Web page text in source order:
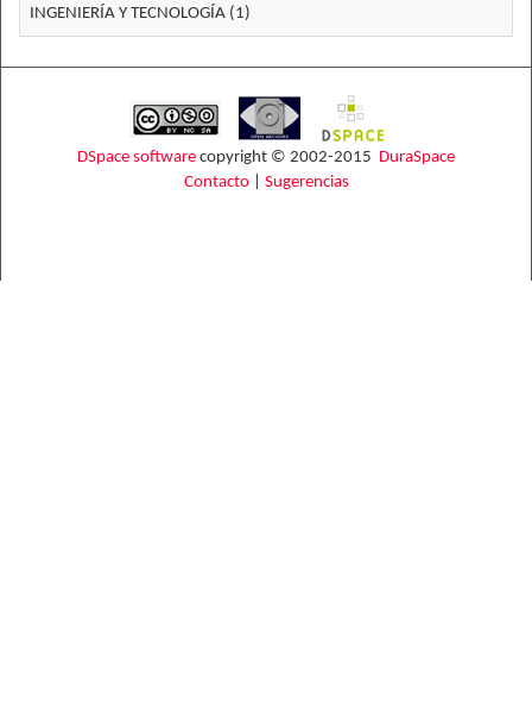
INGENIERÍA Y TECNOLOGÍA (1)
DSpace software copyright © 2002-2015 DuraSpace
Contacto| Sugerencias